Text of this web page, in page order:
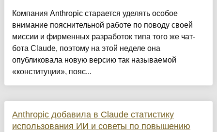
Компания Anthropic старается уделять особое
внимание пояснительной работе по поводу своей
миссии и фирменных разработок типа того же чат-
бота Claude, поэтому на этой неделе она
опубликовала новую версию так называемой
«конституции», пояс...
Anthropic добавила в Claude статистику
использования ИИ и советы по повышению